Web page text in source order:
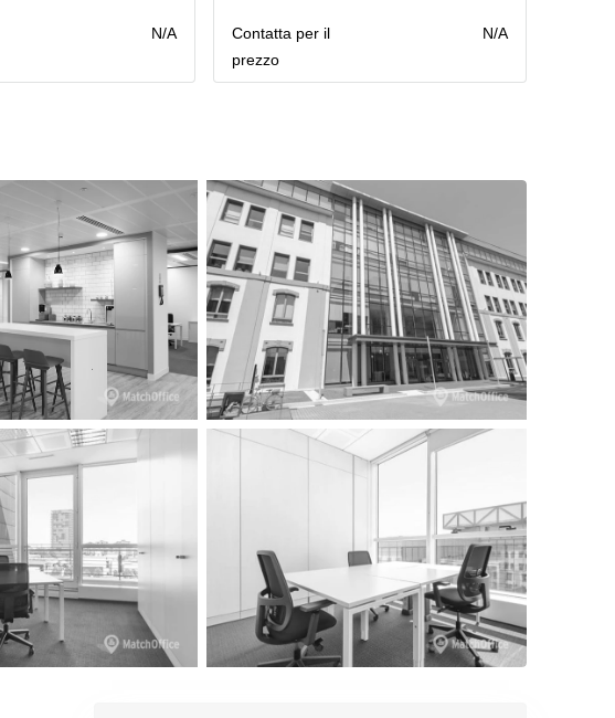
N/A
Сontatta per il
prezzo
N/A